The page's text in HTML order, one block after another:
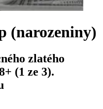
(narozeniny)
zlatého
(1 ze 3).